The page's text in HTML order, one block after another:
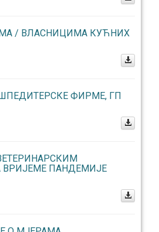
/ ВЛАСНИЦИМА КУЋНИХ
ФИРМЕ, ГП
ВРИЈЕМЕ ПАНДЕМИЈЕ